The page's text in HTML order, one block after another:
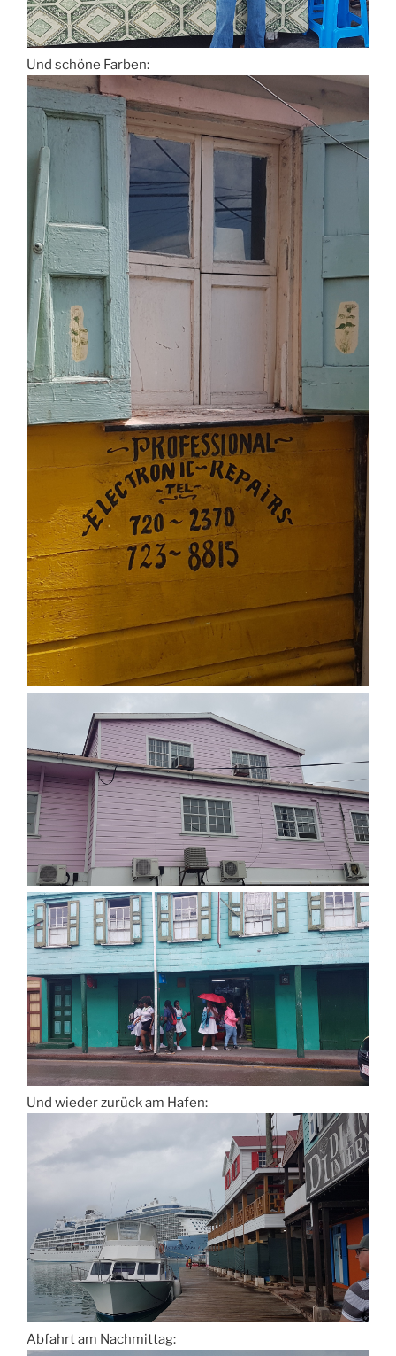
Und schöne Farben:
Und wieder zurück am Hafen:
Abfahrt am Nachmittag: